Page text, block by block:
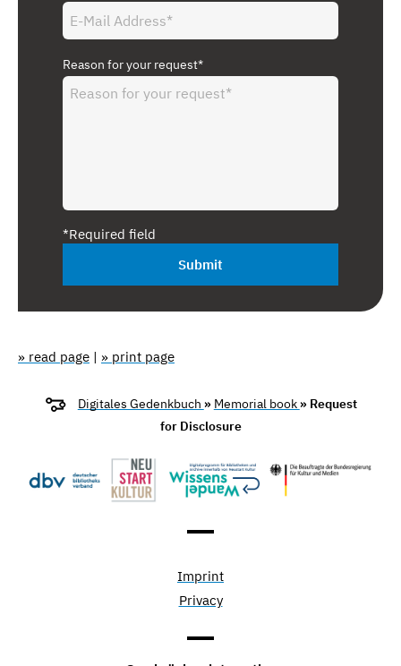
Reason for your request*
*Required field
Submit
» read page | » print page
Digitales Gedenkbuch » Memorial book » Request
for Disclosure
Imprint
Privacy